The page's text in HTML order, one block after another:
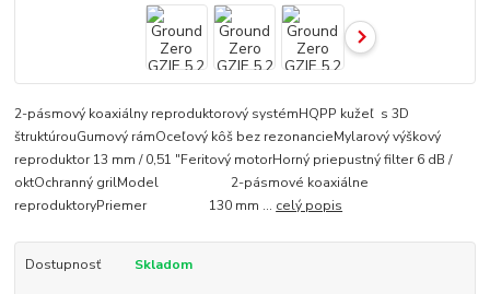
2-pásmový koaxiálny reproduktorový systémHQPP kužeľ s 3D
štruktúrouGumový rámOceľový kôš bez rezonancieMylarový výškový
reproduktor 13 mm / 0,51 ″Feritový motorHorný priepustný filter 6 dB /
oktOchranný grilModel 2-pásmové koaxiálne
reproduktoryPriemer 130 mm ... celý popis
Dostupnosť Skladom